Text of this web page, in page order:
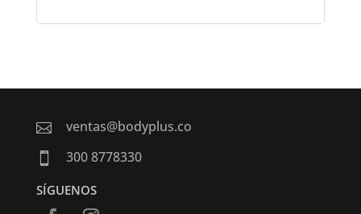
 ventas@bodyplus.co
 300 8778330
SÍGUENOS